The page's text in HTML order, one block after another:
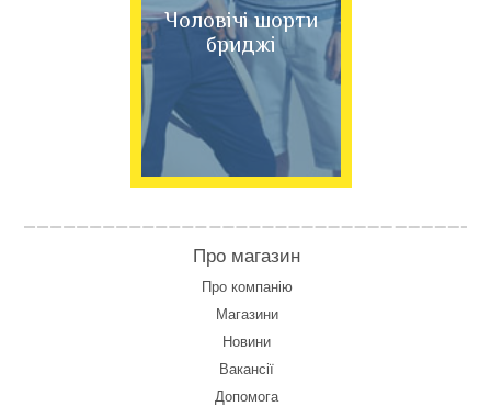
Чоловічі шорти
бриджі
Про магазин
Про компанію
Магазини
Новини
Вакансії
Допомога